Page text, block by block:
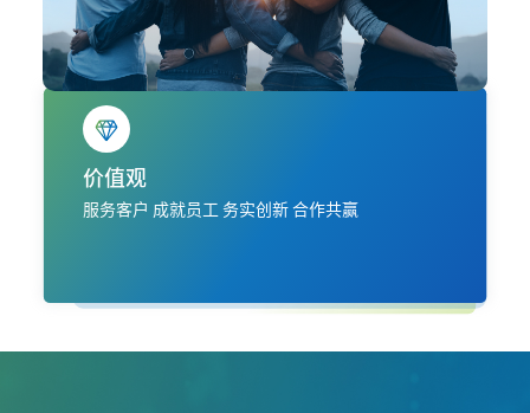
价值观
服务客户 成就员工 务实创新 合作共赢